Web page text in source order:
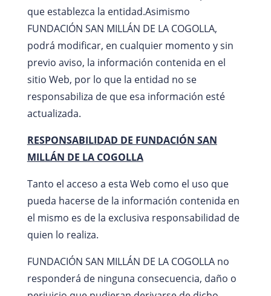
que establezca la entidad.Asimismo
FUNDACIÓN SAN MILLÁN DE LA COGOLLA,
podrá modificar, en cualquier momento y sin
previo aviso, la información contenida en el
sitio Web, por lo que la entidad no se
responsabiliza de que esa información esté
actualizada.
RESPONSABILIDAD DE FUNDACIÓN SAN
MILLÁN DE LA COGOLLA
Tanto el acceso a esta Web como el uso que
pueda hacerse de la información contenida en
el mismo es de la exclusiva responsabilidad de
quien lo realiza.
FUNDACIÓN SAN MILLÁN DE LA COGOLLA no
responderá de ninguna consecuencia, daño o